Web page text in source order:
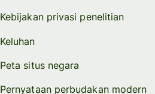
Kebijakan privasi penelitian
Keluhan
Peta situs negara
Pernyataan perbudakan modern